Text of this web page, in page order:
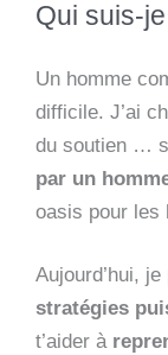
Qui suis-je
Un homme
difficile. J’ai
du soutien …
par un
oasis pour les
Aujourd’hui,
stratégies
t’aider à